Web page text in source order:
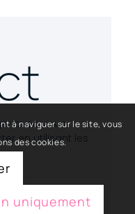
avec vous.
en utilisant les
à naviguer sur le site, vous
des cookies.
uniquement